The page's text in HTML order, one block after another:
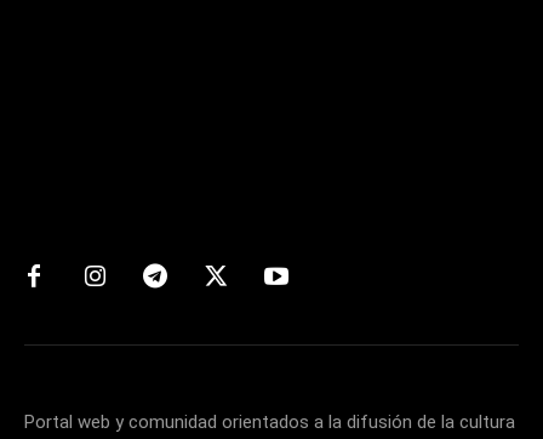
Portal web y comunidad orientados a la difusión de la cultura